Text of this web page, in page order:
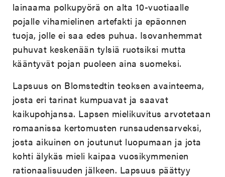
lainaama polkupyörä on alta 10-vuotiaalle
pojalle vihamielinen artefakti ja epäonnen
tuoja, jolle ei saa edes puhua. Isovanhemmat
puhuvat keskenään tylsiä ruotsiksi mutta
kääntyvät pojan puoleen aina suomeksi.
Lapsuus on Blomstedtin teoksen avainteema,
josta eri tarinat kumpuavat ja saavat
kaikupohjansa. Lapsen mielikuvitus arvotetaan
romaanissa kertomusten runsaudensarveksi,
josta aikuinen on joutunut luopumaan ja jota
kohti älykäs mieli kaipaa vuosikymmenien
rationaalisuuden jälkeen. Lapsuus päättyy